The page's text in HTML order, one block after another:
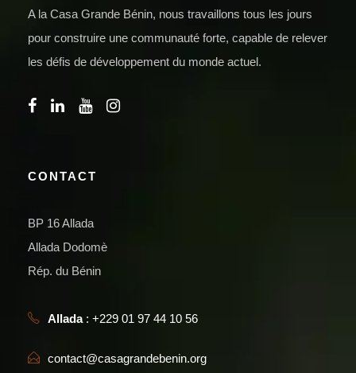
A la Casa Grande Bénin, nous travaillons tous les jours
pour construire une communauté forte, capable de relever
les défis de développement du monde actuel.
CONTACT
BP 16 Allada
Allada Dodomè
Rép. du Bénin
Allada: +229 01 97 44 10 56
contact@casagrandebenin.org